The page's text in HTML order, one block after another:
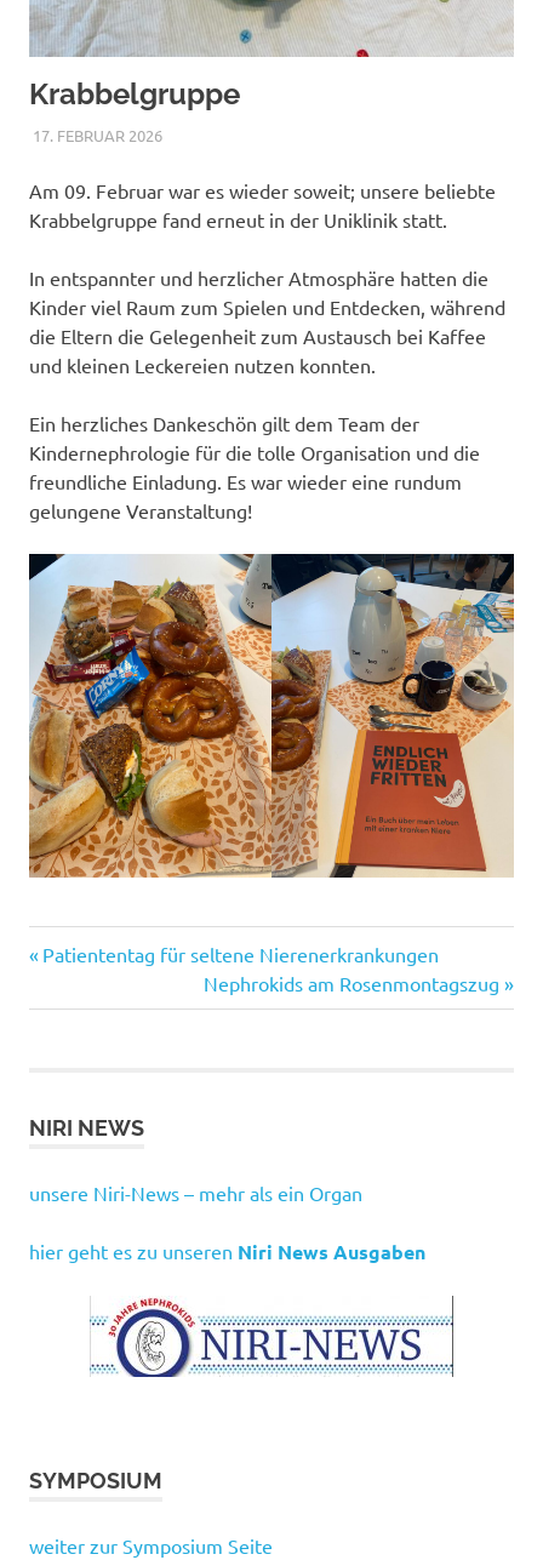
Krabbelgruppe
17. FEBRUAR 2026NICOLE.BETH
ALLGEMEIN
Am 09. Februar war es wieder soweit; unsere beliebte
Krabbelgruppe fand erneut in der Uniklinik statt.
In entspannter und herzlicher Atmosphäre hatten die
Kinder viel Raum zum Spielen und Entdecken, während
die Eltern die Gelegenheit zum Austausch bei Kaffee
und kleinen Leckereien nutzen konnten.
Ein herzliches Dankeschön gilt dem Team der
Kindernephrologie für die tolle Organisation und die
freundliche Einladung. Es war wieder eine rundum
gelungene Veranstaltung!
Beitragsnavigation
Vorheriger
Patiententag für seltene Nierenerkrankungen
Nächster
Beitrag:
Nephrokids am Rosenmontagszug
NIRI NEWS
unsere Niri-News – mehr als ein Organ
hier geht es zu unseren Niri News Ausgaben
SYMPOSIUM
weiter zur Symposium Seite